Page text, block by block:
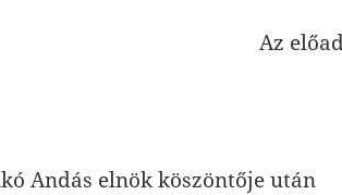
Az
Andás elnök köszöntője után